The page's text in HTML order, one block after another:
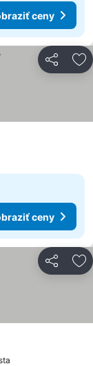
ceny
Zdieľať
ceny
Zdieľať